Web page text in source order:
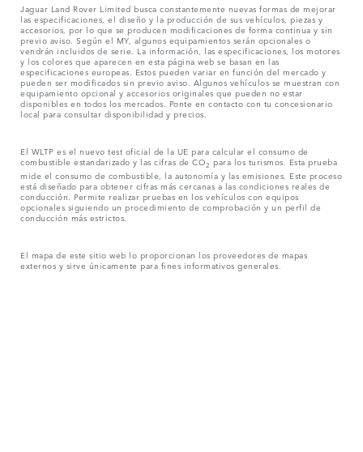
Jaguar Land Rover Limited busca constantemente nuevas formas de mejorar
las especificaciones, el diseño y la producción de sus vehículos, piezas y
accesorios, por lo que se producen modificaciones de forma continua y sin
previo aviso. Según el MY, algunos equipamientos serán opcionales o
vendrán incluidos de serie. La información, las especificaciones, los motores
y los colores que aparecen en esta página web se basan en las
especificaciones europeas. Estos pueden variar en función del mercado y
pueden ser modificados sin previo aviso. Algunos vehículos se muestran con
equipamiento opcional y accesorios originales que pueden no estar
disponibles en todos los mercados. Ponte en contacto con tu concesionario
local para consultar disponibilidad y precios.
El WLTP es el nuevo test oficial de la UE para calcular el consumo de
combustible estandarizado y las cifras de CO2 para los turismos. Esta prueba
mide el consumo de combustible, la autonomía y las emisiones. Este proceso
está diseñado para obtener cifras más cercanas a las condiciones reales de
conducción. Permite realizar pruebas en los vehículos con equipos
opcionales siguiendo un procedimiento de comprobación y un perfil de
conducción más estrictos.
El mapa de este sitio web lo proporcionan los proveedores de mapas
externos y sirve únicamente para fines informativos generales.